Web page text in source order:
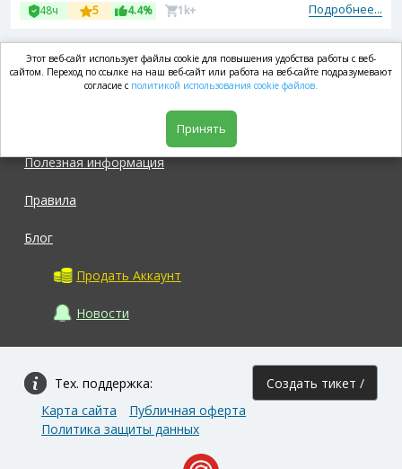
Подробнее...
48ч 5 4.4% 1k+
market.com
Полезная информация
Правила
Блог
Продать Аккаунт
Новости
Тех. поддержка: Создать тикет /
Карта сайта
Публичная оферта
Политика защиты данных
Этот веб-сайт использует файлы cookie для повышения удобства работы с веб-
сайтом. Переход по ссылке на наш веб-сайт или работа на веб-сайте подразумевают
согласие с политикой использования cookie файлов.
Принять